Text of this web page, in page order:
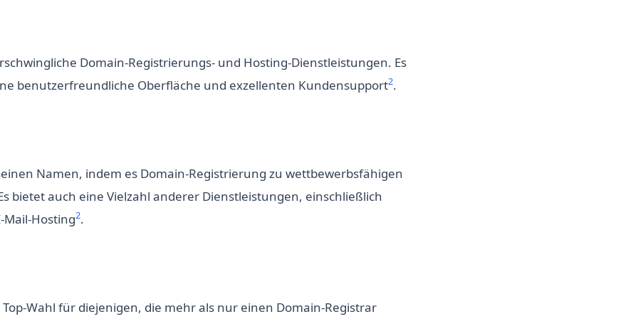
Domain-Registrierungs- und Hosting-Dienstleistungen. Es
benutzerfreundliche Oberfläche und exzellenten Kundensupport2.
Namen, indem es Domain-Registrierung zu wettbewerbsfähigen
bietet auch eine Vielzahl anderer Dienstleistungen, einschließlich
Mail-Hosting2.
Wahl für diejenigen, die mehr als nur einen Domain-Registrar